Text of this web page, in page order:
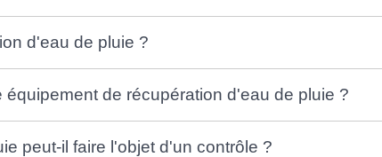
d'eau de pluie ?
de récupération d'eau de pluie ?
peut-il faire l'objet d'un contrôle ?